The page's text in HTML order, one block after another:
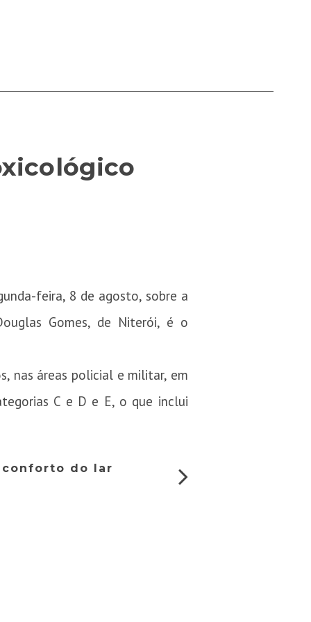
feira, 8 de agosto, sobre a
Gomes, de Niterói, é o
nas áreas policial e militar, em
C e D e E, o que inclui
conforto do lar